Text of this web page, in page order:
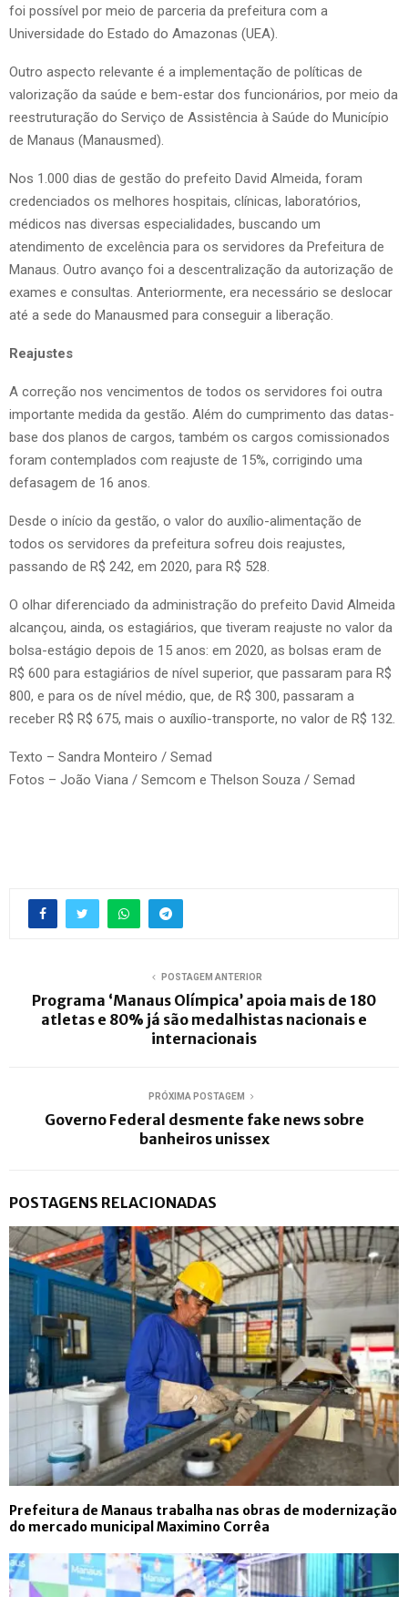
foi possível por meio de parceria da prefeitura com a
Universidade do Estado do Amazonas (UEA).
Outro aspecto relevante é a implementação de políticas de
valorização da saúde e bem-estar dos funcionários, por meio da
reestruturação do Serviço de Assistência à Saúde do Município
de Manaus (Manausmed).
Nos 1.000 dias de gestão do prefeito David Almeida, foram
credenciados os melhores hospitais, clínicas, laboratórios,
médicos nas diversas especialidades, buscando um
atendimento de excelência para os servidores da Prefeitura de
Manaus. Outro avanço foi a descentralização da autorização de
exames e consultas. Anteriormente, era necessário se deslocar
até a sede do Manausmed para conseguir a liberação.
Reajustes
A correção nos vencimentos de todos os servidores foi outra
importante medida da gestão. Além do cumprimento das datas-
base dos planos de cargos, também os cargos comissionados
foram contemplados com reajuste de 15%, corrigindo uma
defasagem de 16 anos.
Desde o início da gestão, o valor do auxílio-alimentação de
todos os servidores da prefeitura sofreu dois reajustes,
passando de R$ 242, em 2020, para R$ 528.
O olhar diferenciado da administração do prefeito David Almeida
alcançou, ainda, os estagiários, que tiveram reajuste no valor da
bolsa-estágio depois de 15 anos: em 2020, as bolsas eram de
R$ 600 para estagiários de nível superior, que passaram para R$
800, e para os de nível médio, que, de R$ 300, passaram a
receber R$ R$ 675, mais o auxílio-transporte, no valor de R$ 132.
Texto – Sandra Monteiro / Semad
Fotos – João Viana / Semcom e Thelson Souza / Semad
POSTAGEM ANTERIOR
Programa ‘Manaus Olímpica’ apoia mais de 180
atletas e 80% já são medalhistas nacionais e
internacionais
PRÓXIMA POSTAGEM
Governo Federal desmente fake news sobre
banheiros unissex
POSTAGENS RELACIONADAS
Prefeitura de Manaus trabalha nas obras de modernização
do mercado municipal Maximino Corrêa